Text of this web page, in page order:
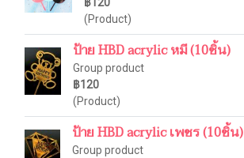
฿120
(Product)
ป้าย HBD acrylic หมี (10ชิ้น)
Group product
฿120
(Product)
ป้าย HBD acrylic เพชร (10ชิ้น)
Group product